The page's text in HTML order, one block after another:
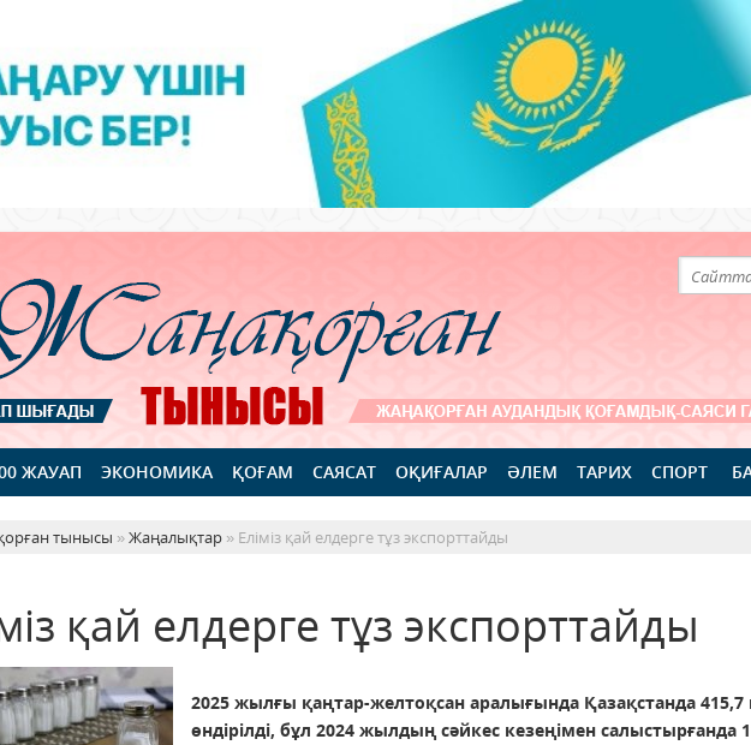
ЖАУАП ЭКОНОМИКА ҚОҒАМ САЯСАТ ОҚИҒАЛАР ӘЛЕМ ТАРИХ СПОРТ
тынысы »Жаңалықтар » Еліміз қай елдерге тұз экспорттайды
қай елдерге тұз экспорттайды
2025 жылғы қаңтар-желтоқсан аралығында Қазақстанда
өндірілді, бұл 2024 жылдың сәйкес кезеңімен салыстырғанда